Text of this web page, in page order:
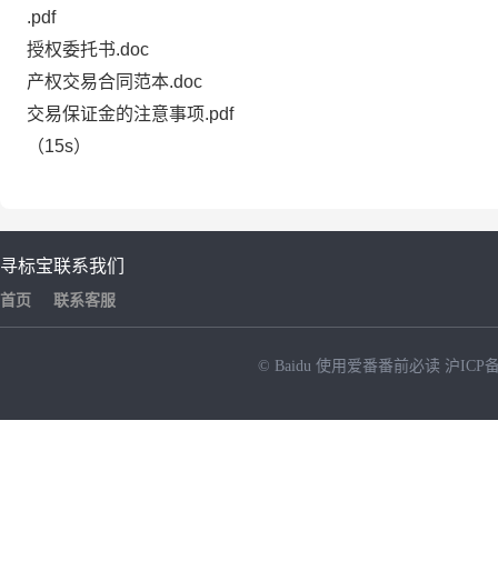
.pdf
授权委托书.doc
产权交易合同范本.doc
交易保证金的注意事项.pdf
（15s）
寻标宝
首页
联系我们
联系客服
© Baidu 使用爱番番前必读 沪ICP